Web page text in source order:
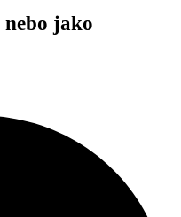
nebo jako